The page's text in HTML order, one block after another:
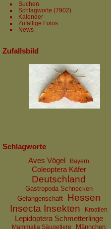
Suchen
Schlagworte (7902)
Kalender
Zufällige Fotos
News
Zufallsbild
Schlagworte
Aves Vögel
Bayern
Coleoptera Käfer
Deutschland
Gastropoda Schnecken
Gefangenschaft
Hessen
Insecta Insekten
Kroatien
Lepidoptera Schmetterlinge
Mammalia Säugetiere Männchen